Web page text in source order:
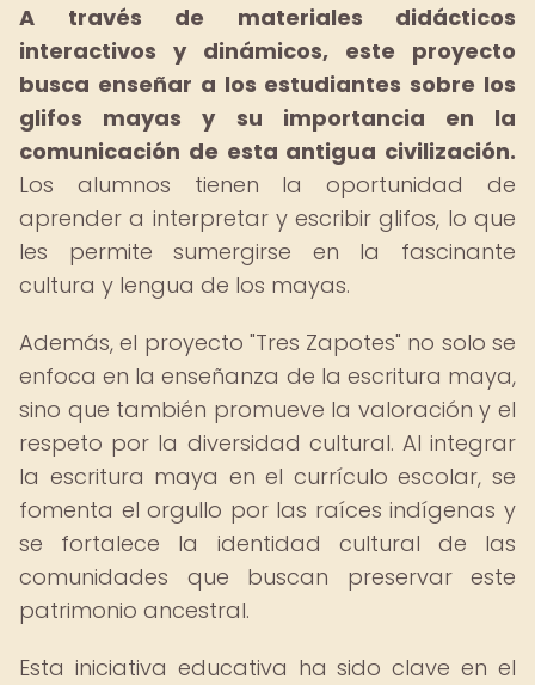
A través de materiales didácticos
interactivos y dinámicos, este proyecto
busca enseñar a los estudiantes sobre los
glifos mayas y su importancia en la
comunicación de esta antigua civilización.
Los alumnos tienen la oportunidad de
aprender a interpretar y escribir glifos, lo que
les permite sumergirse en la fascinante
cultura y lengua de los mayas.
Además, el proyecto "Tres Zapotes" no solo se
enfoca en la enseñanza de la escritura maya,
sino que también promueve la valoración y el
respeto por la diversidad cultural. Al integrar
la escritura maya en el currículo escolar, se
fomenta el orgullo por las raíces indígenas y
se fortalece la identidad cultural de las
comunidades que buscan preservar este
patrimonio ancestral.
Esta iniciativa educativa ha sido clave en el